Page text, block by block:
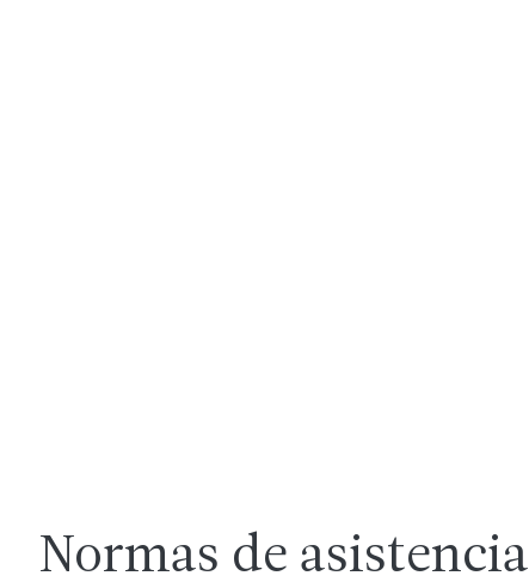
Normas de asistencia